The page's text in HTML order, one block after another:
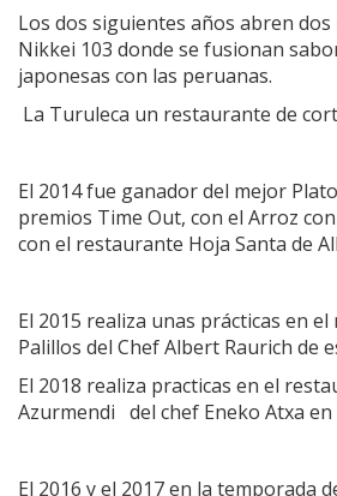
Los dos siguientes años abren
Nikkei 103 donde se fusionan
japonesas con las peruanas.
La Turuleca un restaurante de
El 2014 fue ganador del mejor
premios Time Out, con el Arroz
con el restaurante Hoja Santa de
El 2015 realiza unas prácticas en
Palillos del Chef Albert Raurich de
El 2018 realiza practicas en el
Azurmendi del chef Eneko Atxa en
El 2016 y el 2017 en la temporada